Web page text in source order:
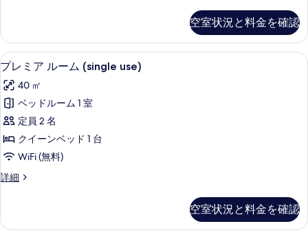
す
べ
て
の
写
真
を
表
示
る
の
詳
細
イ
ン
ル
ー
ム
(single
use)
の
す
の
テ
ィ
ブ
イ
ン
ル
ー
ム
(single
use)
の
空室状況と料金を確認
プ
レ
ミ
ア
ル
ー
(single
羽毛の掛け布団、ミニバー、セーフ
4
プレミア ルーム (single use)
40 ㎡
ベッドルーム 1 室
定員 2 名
クイーンベッド 1 台
WiFi (無料)
詳細
プ
ル
空室状況と料金を確認